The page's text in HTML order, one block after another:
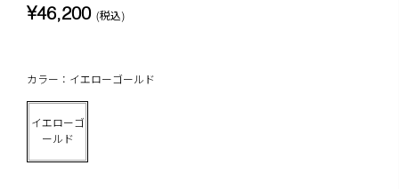
¥46,200 (税込)
カラー：イエローゴールド
イエローゴ
ールド